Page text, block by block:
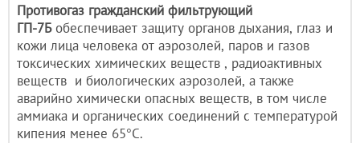
Противогаз гражданский фильтрующий
ГП-7Бобеспечивает защиту органов дыхания, глаз и
кожи лица человека от аэрозолей, паров и газов
токсических химических веществ , радиоактивных
веществ и биологических аэрозолей, а также
аварийно химически опасных веществ, в том числе
аммиака и органических соединений с температурой
кипения менее 65°С.